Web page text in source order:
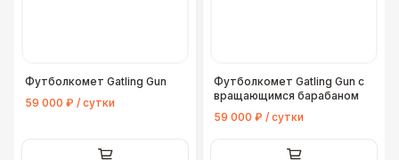
Футболкомет Gatling Gun
59 000 ₽ / сутки
Футболкомет Gatling Gun с
вращающимся барабаном
59 000 ₽ / сутки